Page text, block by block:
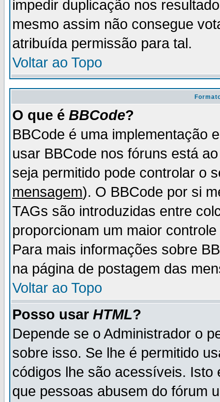
impedir duplicação nos
mesmo assim não consegue
atribuída permissão para tal.
Voltar ao Topo
O que é BBCode?
BBCode é uma implementação
usar BBCode nos fóruns está
seja permitido pode controlar o
mensagem). O BBCode por si
TAGs são introduzidas entre
proporcionam um maior
Para mais informações sobre
na página de postagem das
Voltar ao Topo
Posso usar HTML?
Depende se o Administrador o
sobre isso. Se lhe é permitido
códigos lhe são acessíveis.
que pessoas abusem do fórum